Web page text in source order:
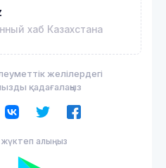
хаб Казахстана
желілердегі
қадағалаңыз
жүктеп алыңыз